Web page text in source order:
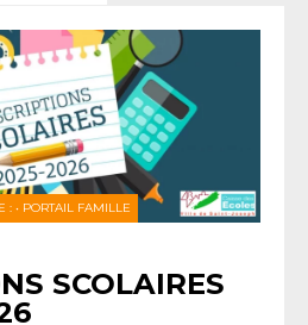
: • PORTAIL FAMILLE
SCOLAIRES